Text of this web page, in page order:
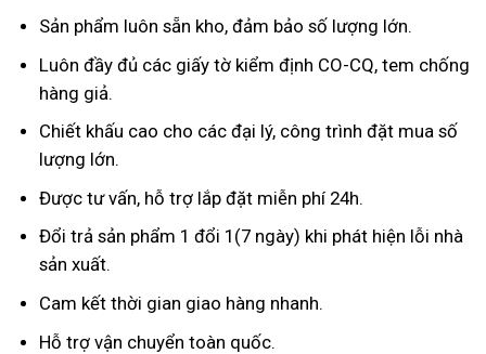
Sản phẩm luôn sẵn kho, đảm bảo số lượng lớn.
Luôn đầy đủ các giấy tờ kiểm định CO-CQ, tem chống
hàng giả.
Chiết khấu cao cho các đại lý, công trình đặt mua số
lượng lớn.
Được tư vấn, hỗ trợ lắp đặt miễn phí 24h.
Đổi trả sản phẩm 1 đổi 1(7 ngày) khi phát hiện lỗi nhà
sản xuất.
Cam kết thời gian giao hàng nhanh.
Hỗ trợ vận chuyển toàn quốc.